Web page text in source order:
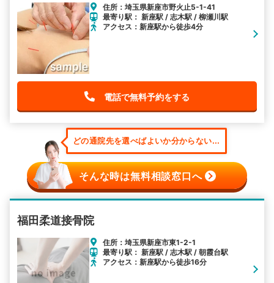
住所：埼玉県新座市野火止5-1-41
最寄り駅： 新座駅 / 志木駅 / 柳瀬川駅
アクセス：新座駅から徒歩4分
電話で無料予約をする
どの通院先を選べばよいか分からない...
そんな時は無料相談窓口へ
福田柔道接骨院
住所：埼玉県新座市東1-2-1
最寄り駅： 新座駅 / 志木駅 / 朝霞台駅
アクセス：新座駅から徒歩16分